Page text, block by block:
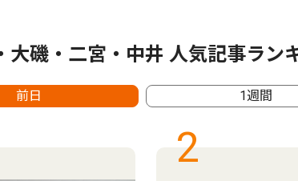
大磯・二宮・中井 人気記事ラン
前日 1週間
2